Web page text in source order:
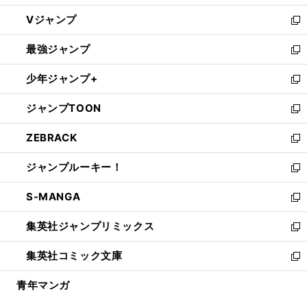
ウ
ィ
ン
ド
ウ
で
開
く
し
い
ウ
ィ
ン
ド
ウ
で
開
く
Vジャンプ
新
し
い
ウ
ィ
ン
ド
ウ
で
開
く
最強ジャンプ
新
し
い
ウ
ィ
ン
ド
ウ
で
開
く
少年ジャンプ+
新
し
い
ウ
ィ
ン
ド
ウ
で
開
く
ジャンプTOON
新
し
い
ウ
ィ
ン
ド
ウ
で
開
く
ZEBRACK
新
し
い
ウ
ィ
ン
ド
ウ
で
開
ジャンプルーキー！
新
し
い
ウ
ィ
ン
ド
ウ
S-MANGA
新
し
い
ウ
ィ
ン
集英社ジャンプリミックス
新
し
い
ウ
集英社コミック文庫
新
し
青年マンガ